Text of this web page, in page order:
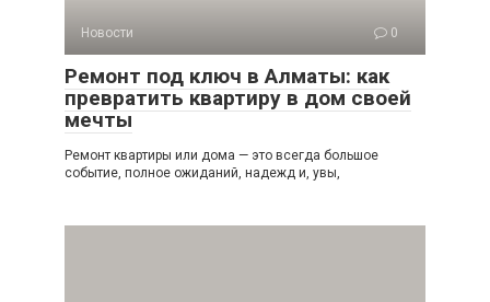
Новости 0
Ремонт под ключ в Алматы: как
превратить квартиру в дом своей
мечты
Ремонт квартиры или дома — это всегда большое
событие, полное ожиданий, надежд и, увы,